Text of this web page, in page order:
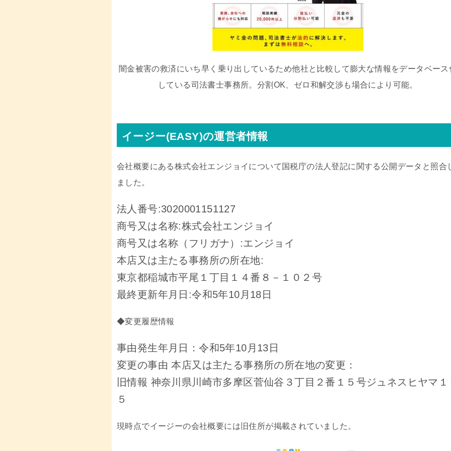
闇金被害の救済にいち早く乗り出しているため他社と比較して膨大な情報をデータベース
している司法書士事務所。分割OK、ゼロ和解交渉も場合により可能。
イージー(EASY)の運営者情報
会社概要にある株式会社エンジョイについて国税庁の法人登記に関する公開データと照合
ました。
法人番号:3020001151127
商号又は名称:株式会社エンジョイ
商号又は名称（フリガナ）:エンジョイ
本店又は主たる事務所の所在地:
東京都稲城市平尾１丁目１４番８－１０２号
最終更新年月日:令和5年10月18日
◆変更履歴情報
事由発生年月日：令和5年10月13日
変更の事由 本店又は主たる事務所の所在地の変更：
旧情報 神奈川県川崎市多摩区菅仙谷３丁目２番１５号ジュネスヒヤマ１
５
現時点でイージーの会社概要には旧住所が掲載されていました。